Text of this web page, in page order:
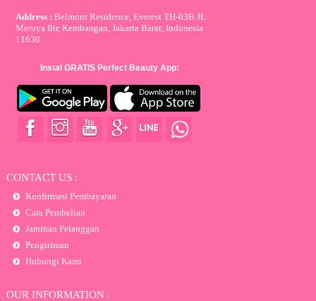
Address : Belmont Residence, Everest TH-03B JL
Meruya Ilir, Kembangan, Jakarta Barat, Indonesia
11630
Instal GRATIS Perfect Beauty App:
CONTACT US :
Konfirmasi Pembayaran
Cara Pembelian
Jaminan Pelanggan
Pengiriman
Hubungi Kami
OUR INFORMATION :